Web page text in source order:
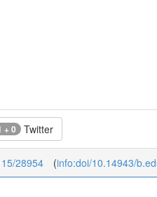
+ 0 Twitter
28954 (info:doi/10.14943/